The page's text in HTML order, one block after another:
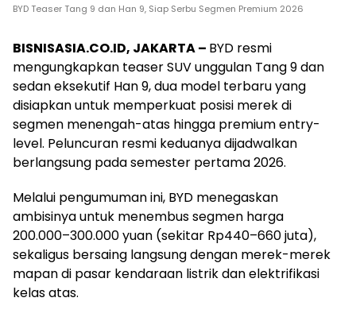
BYD Teaser Tang 9 dan Han 9, Siap Serbu Segmen Premium 2026
BISNISASIA.CO.ID, JAKARTA – BYD resmi
mengungkapkan teaser SUV unggulan Tang 9 dan
sedan eksekutif Han 9, dua model terbaru yang
disiapkan untuk memperkuat posisi merek di
segmen menengah-atas hingga premium entry-
level. Peluncuran resmi keduanya dijadwalkan
berlangsung pada semester pertama 2026.
Melalui pengumuman ini, BYD menegaskan
ambisinya untuk menembus segmen harga
200.000–300.000 yuan (sekitar Rp440–660 juta),
sekaligus bersaing langsung dengan merek-merek
mapan di pasar kendaraan listrik dan elektrifikasi
kelas atas.